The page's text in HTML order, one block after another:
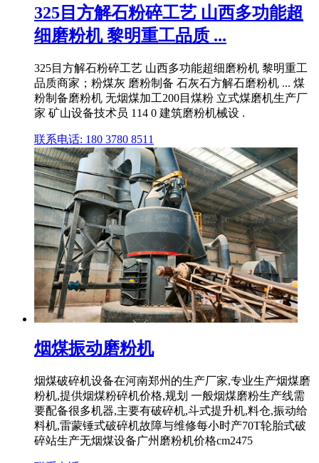
325目方解石粉碎工艺 山西多功能超
细磨粉机 黎明重工品质 ...
325目方解石粉碎工艺 山西多功能超细磨粉机 黎明重工
品质商家；粉煤灰 磨粉制备 石灰石方解石磨粉机 ... 煤
粉制备磨粉机 无烟煤加工200目煤粉 立式煤磨机生产厂
家 矿山设备技术员 114 0 建筑磨粉机械设 .
联系电话: 180 3780 8511
烟煤振动磨粉机
烟煤破碎机设备在河南郑州的生产厂家,专业生产烟煤磨
粉机,提供烟煤粉碎机价格,规划 一般烟煤磨粉生产线需
要配备很多机器,主要有破碎机,斗式提升机,料仓,振动给
料机,雷蒙锤式破碎机故障与维修每小时产70T轮胎式破
碎站生产无烟煤设备广州磨粉机价格cm2475